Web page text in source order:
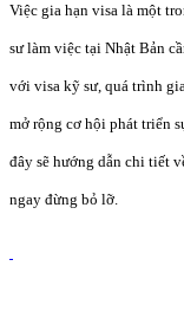
Việc gia hạn visa là một
sư làm việc tại Nhật Bản
với visa kỹ sư, quá trình
mở rộng cơ hội phát triển
đây sẽ hướng dẫn chi tiết
ngay đừng bỏ lỡ.